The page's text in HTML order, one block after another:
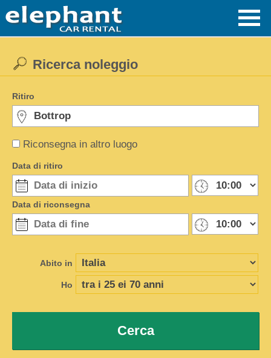
Riconsegna in altro luogo
Ricerca noleggio
Ritiro
Data di ritiro
Data di riconsegna
Abito in
Ho
Cerca